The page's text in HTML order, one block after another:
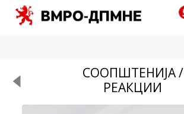
СООПШТЕНИЈА /
РЕАКЦИИ